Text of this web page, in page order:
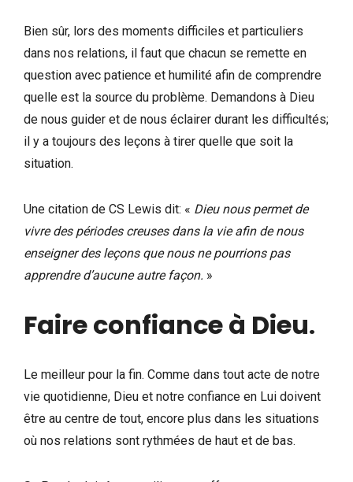
Bien sûr, lors des moments difficiles et particuliers
dans nos relations, il faut que chacun se remette en
question avec patience et humilité afin de comprendre
quelle est la source du problème. Demandons à Dieu
de nous guider et de nous éclairer durant les difficultés;
il y a toujours des leçons à tirer quelle que soit la
situation.
Une citation de CS Lewis dit: « Dieu nous permet de
vivre des périodes creuses dans la vie afin de nous
enseigner des leçons que nous ne pourrions pas
apprendre d’aucune autre façon. »
Faire confiance à Dieu.
Le meilleur pour la fin. Comme dans tout acte de notre
vie quotidienne, Dieu et notre confiance en Lui doivent
être au centre de tout, encore plus dans les situations
où nos relations sont rythmées de haut et de bas.